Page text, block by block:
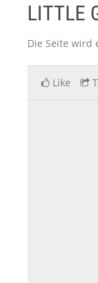
LITTLE
Die Seite wird
Like